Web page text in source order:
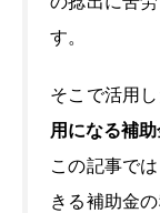
す。
そこで活用し
用になる補
この記事で
きる補助金